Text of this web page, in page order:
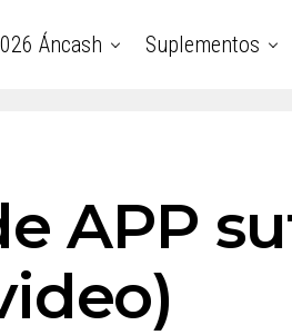
Áncash Suplementos
APP